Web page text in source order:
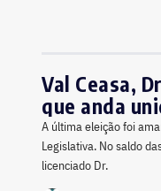
Val Ceasa,
que anda
A última eleição foi
Legislativa. No saldo
licenciado Dr.